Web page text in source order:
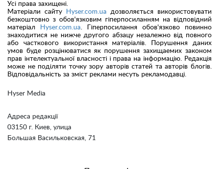
Hyser Media
Адреса редакції
03150 г. Киев, улица
Большая Васильковская, 71
Усі права захищені.
Матеріали сайту
Hyser.com.ua дозволяється використовувати
безкоштовно з обов'язковим гіперпосиланням на відповідний
матеріал
Hyser.com.ua. Гіперпосилання обов'язково повинно
знаходитися не нижче другого абзацу незалежно від повного
або часткового використання матеріалів. Порушення даних
умов буде розцінюватися як порушення захищаемих законом
прав інтелектуальної власності і права на інформацію. Редакція
може не поділяти точку зору авторів статей та авторів блогів.
Відповідальність за зміст реклами несуть рекламодавці.